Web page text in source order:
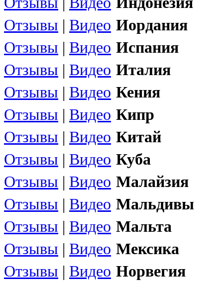
Отзывы | Видео Иордания
Отзывы | Видео Испания
Отзывы | Видео Италия
Отзывы | Видео Кения
Отзывы | Видео Кипр
Отзывы | Видео Китай
Отзывы | Видео Куба
Отзывы | Видео Малайзия
Отзывы | Видео Мальдивы
Отзывы | Видео Мальта
Отзывы | Видео Мексика
Отзывы | Видео Норвегия